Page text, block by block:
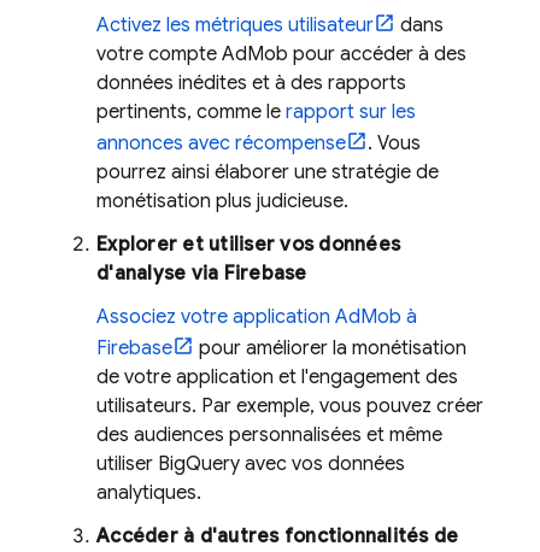
Activez les métriques utilisateur
dans
votre compte AdMob pour accéder à des
données inédites et à des rapports
pertinents, comme le rapport sur les
annonces avec récompense
. Vous
pourrez ainsi élaborer une stratégie de
monétisation plus judicieuse.
Explorer et utiliser vos données
d'analyse via Firebase
Associez votre application AdMob à
Firebase
pour améliorer la monétisation
de votre application et l'engagement des
utilisateurs. Par exemple, vous pouvez créer
des audiences personnalisées et même
utiliser BigQuery avec vos données
analytiques.
Accéder à d'autres fonctionnalités de